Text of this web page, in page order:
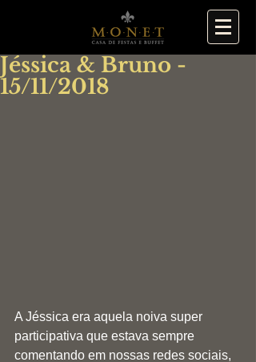
Jéssica & Bruno -
15/11/2018
A Jéssica era aquela noiva super
participativa que estava sempre
comentando em nossas redes sociais,